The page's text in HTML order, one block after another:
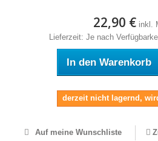
22,90 € inkl.
Lieferzeit: Je nach
In den Warenkorb
derzeit nicht lagernd,
Auf meine Wunschliste